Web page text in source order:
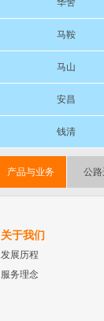
华舍
马鞍
马山
安昌
钱清
产品与业务 公路
关于我们
发展历程
服务理念